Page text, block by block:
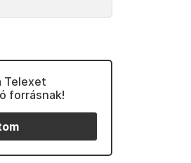
Telexet
forrásnak!